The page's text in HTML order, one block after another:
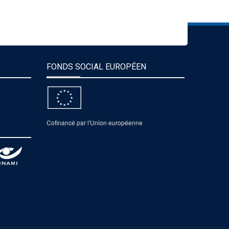
FONDS SOCIAL EUROPÉEN
Cofinancé par l'Union européenne